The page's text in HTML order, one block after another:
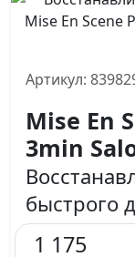
Артикул:
Mise En
3min
быстрого
1 175